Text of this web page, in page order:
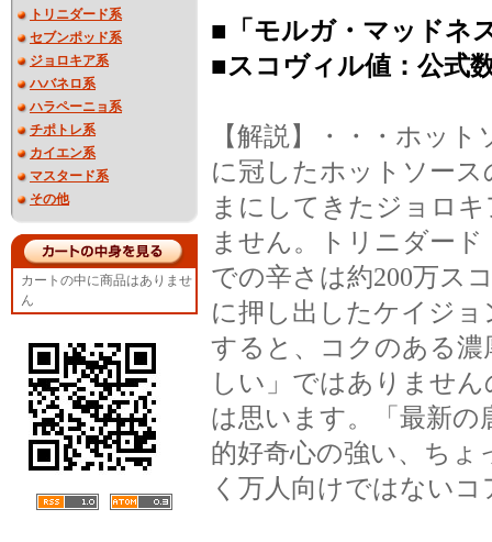
トリニダード系
セブンポッド系
ジョロキア系
ハバネロ系
ハラペーニョ系
チポトレ系
カイエン系
マスタード系
その他
カートの中に商品はありませ
ん
■「モルガ・マッドネ
■スコヴィル値：公式
【解説】・・・ホッ
に冠したホットソー
まにしてきたジョロ
ません。トリニダー
での辛さは約200万ス
に押し出したケイジ
すると、コクのある濃
しい」ではありませ
は思います。「最新の
的好奇心の強い、ち
く万人向けではない